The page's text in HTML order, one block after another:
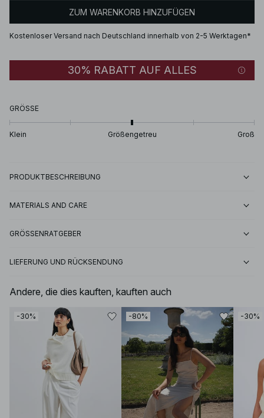
ZUM WARENKORB HINZUFÜGEN
Kostenloser Versand nach Deutschland innerhalb von 2-5 Werktagen*
30% RABATT AUF ALLES
GRÖSSE
Klein Größengetreu Groß
PRODUKTBESCHREIBUNG
MATERIALS AND CARE
GRÖSSENRATGEBER
LIEFERUNG UND RÜCKSENDUNG
Andere, die dies kauften, kauften auch
-30% -80% -30%